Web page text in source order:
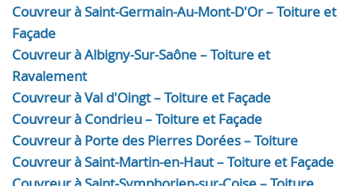
Couvreur à Saint-Germain-Au-Mont-D'Or – Toiture et
Façade
Couvreur à Albigny-Sur-Saône – Toiture et
Ravalement
Couvreur à Val d'Oingt – Toiture et Façade
Couvreur à Condrieu – Toiture et Façade
Couvreur à Porte des Pierres Dorées – Toiture
Couvreur à Saint-Martin-en-Haut – Toiture et Façade